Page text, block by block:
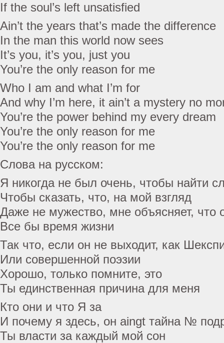
If the soul’s left unsatisfied
Ain’t the years that’s made the difference
In the man this world now sees
It’s you, it’s you, just you
You’re the only reason for me
Who I am and what I’m for
And why I’m here, it ain’t a mystery no
You’re the power behind my every dream
You’re the only reason for me
You’re the only reason for me
Слова на русском:
Я никогда не был очень, чтобы найти
Чтобы сказать, что, на мой взгляд
Даже не мужество, мне объясняет, что
Все бы время жизни
Так что, если он не выходит, как
Или совершенной поэзии
Хорошо, только помните, это
Ты единственная причина для меня
Кто они и что Я за
И почему я здесь, он aingt тайна №
Ты власти за каждый мой сон